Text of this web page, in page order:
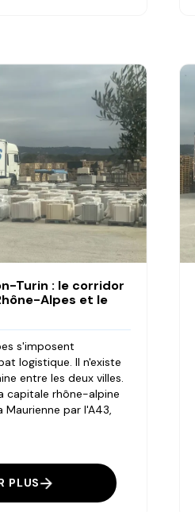
Turin : le corridor
Alpes et le
s'imposent
logistique. Il n'existe
entre les deux villes.
capitale rhône-alpine
par l'A43,
PLUS